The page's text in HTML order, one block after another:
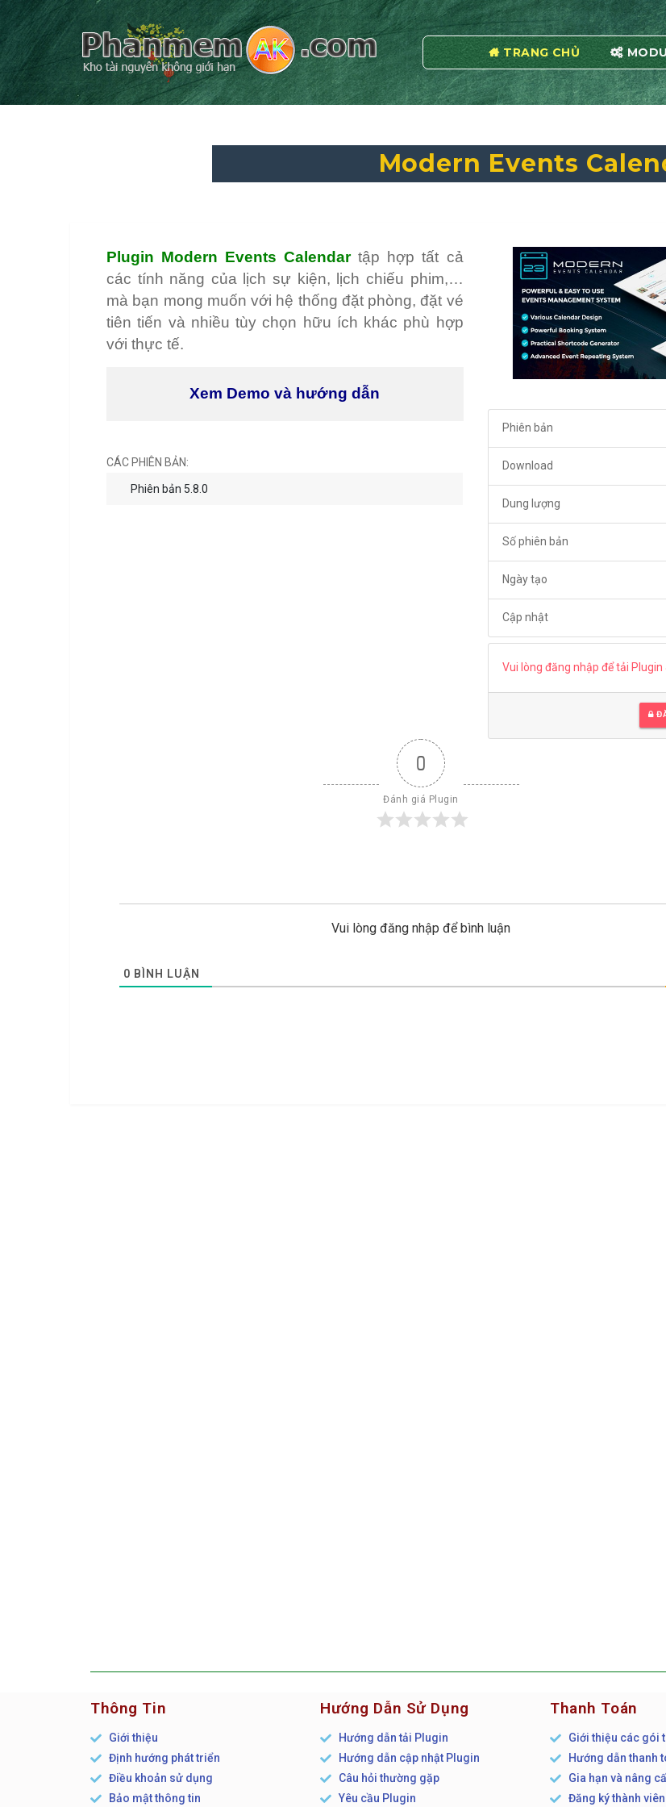
TRANG CHỦ
Modern Events
Plugin Modern Events Calendartập hợp tất cả
các tính năng của lịch sự kiện, lịch chiếu phim,…
mà bạn mong muốn với hệ thống đặt phòng, đặt vé
tiên tiến và nhiều tùy chọn hữu ích khác phù hợp
với thực tế.
Xem Demo và hướng dẫn
CÁC PHIÊN BẢN:
Phiên bản 5.8.0
Phiên bản
Download
Dung lượng
Số phiên bản
Ngày tạo
Cập nhật
Vui lòng đăng nhập để tải Plugin
0
Đánh giá Plugin
Vui lòng đăng nhập để bình luận
0 BÌNH LUẬN
Thông Tin
Giới thiệu
Định hướng phát triển
Điều khoản sử dụng
Bảo mật thông tin
Hướng Dẫn Sử Dụng
Hướng dẫn tải Plugin
Hướng dẫn cập nhật Plugin
Câu hỏi thường gặp
Yêu cầu Plugin
Thanh Toán
Giới thiệu các gói
Hướng dẫn thanh
Gia hạn và nâng
Đăng ký thành viên